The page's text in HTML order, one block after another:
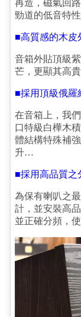
再造，磁氣回
勁道的低音特
■高質感的木皮
音箱外貼頂級
芒，更顯其高
■採用頂級俄羅
在音箱上，我
口特級白樺木
體結構特殊補
升…
■採用高品質之
為保有喇叭之
計，並安裝高
並正確分頻，